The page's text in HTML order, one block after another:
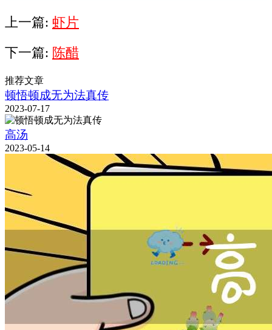
上一篇: 虾片
下一篇: 陈醋
推荐文章
顿悟顿成无为法真传
2023-07-17
高汤
2023-05-14